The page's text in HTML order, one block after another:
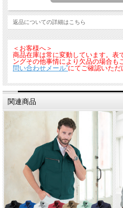
返品についての詳細はこちら
＜お客様へ＞
商品在庫は常に変動しています。表
ングその他事情により欠品の場合も
問い合わせメール”にてご確認いただ
関連商品